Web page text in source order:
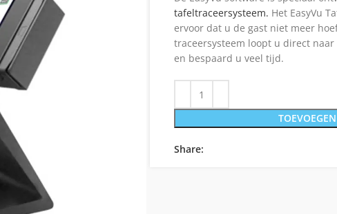
tafeltraceersysteem. Het EasyVu
ervoor dat u de gast niet meer
traceersysteem loopt u direct
en bespaard u veel tijd.
Share: